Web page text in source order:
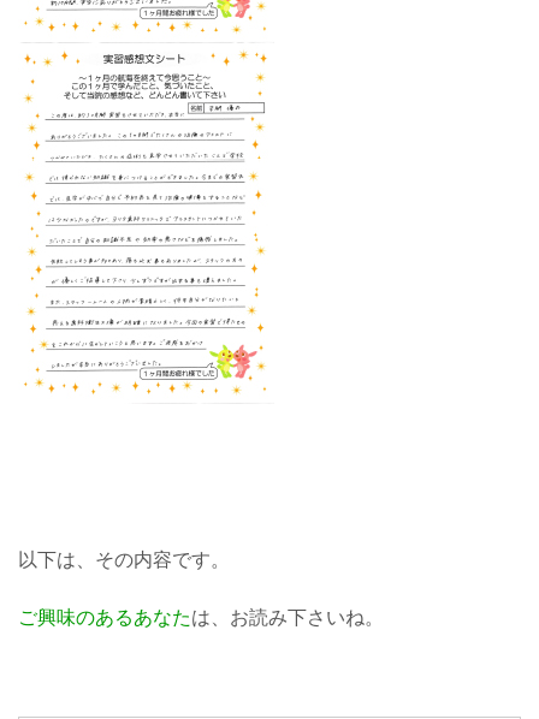
以下は、その内容です。
ご興味のあるあなたは、お読み下さいね。